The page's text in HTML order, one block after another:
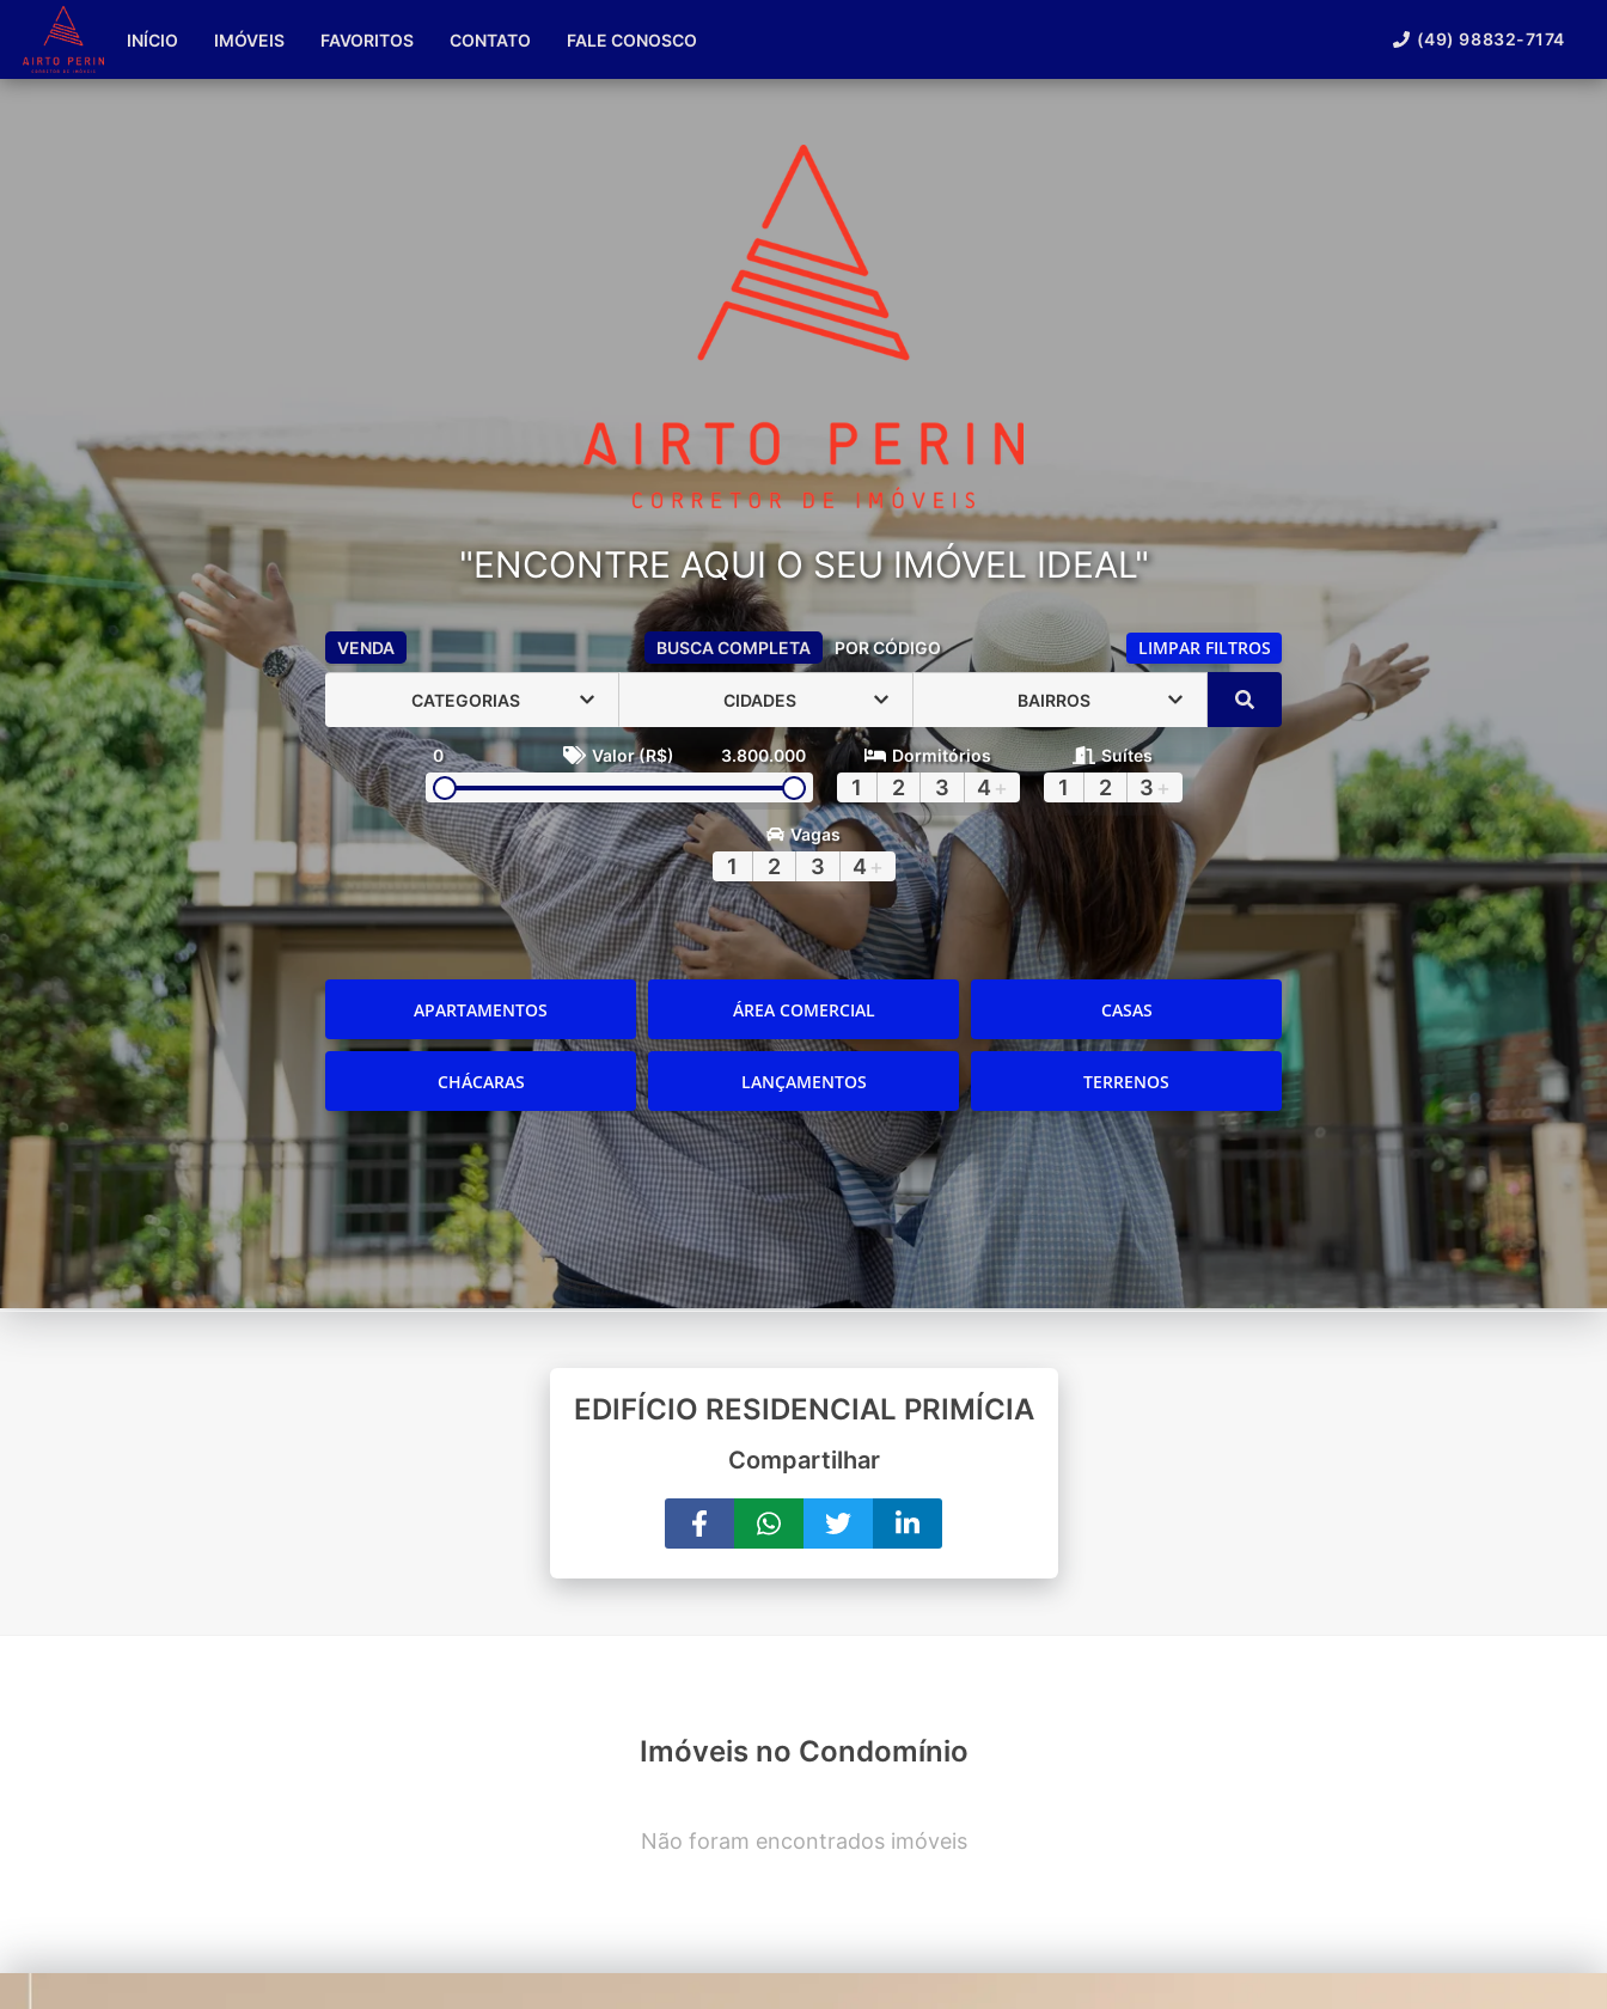
INÍCIO IMÓVEIS FAVORITOS CONTATO FALE CONOSCO (49) 98832-7174
"ENCONTRE AQUI O SEU IMÓVEL IDEAL"
VENDA BUSCA COMPLETA POR CÓDIGO LIMPAR FILTROS
CATEGORIAS CIDADES BAIRROS
0 Valor (R$) 3.800.000 Dormitórios
1 2 3 4 +
Suítes
1 2 3 +
Vagas
1 2 3 4 +
APARTAMENTOS ÁREA COMERCIAL CASAS
CHÁCARAS LANÇAMENTOS TERRENOS
EDIFÍCIO RESIDENCIAL PRIMÍCIA
Compartilhar
Imóveis no Condomínio
Não foram encontrados imóveis